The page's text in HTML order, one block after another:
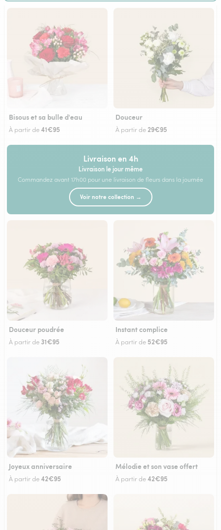
Bisous et sa bulle d'eau
À partir de41€95
Douceur
À partir de29€95
Livraison en 4h
Livraison le jour même
Commandez avant 17h00 pour une livraison de fleurs dans la journée
Voir notre collection →
Douceur poudrée
À partir de 31€95
Instant complice
À partir de 52€95
Joyeux anniversaire
À partir de42€95
Mélodie et son vase offert
À partir de42€95